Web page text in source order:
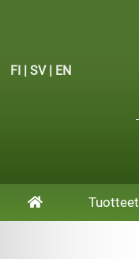
FI | SV| EN
Tuotteet